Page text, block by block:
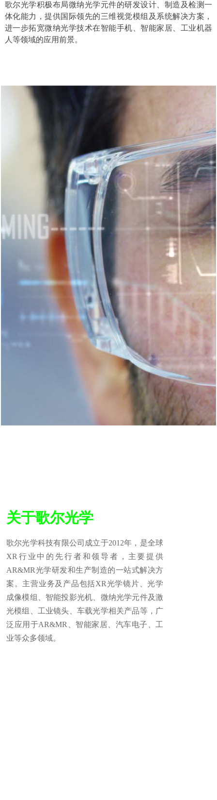
关于歌尔光学
歌尔光学科技有限公司成立于2012年，是全球
XR行业中的先行者和领导者，主要提供
AR&MR光学研发和生产制造的一站式解决方
案。主营业务及产品包括XR光学镜片、光学
成像模组、智能投影光机、微纳光学元件及激
光模组、工业镜头、车载光学相关产品等，广
泛应用于AR&MR、智能家居、汽车电子、工
业等众多领域。
歌尔光学积极布局微纳光学元件的研发设计、制造及检测一
体化能力，提供国际领先的三维视觉模组及系统解决方案，
进一步拓宽微纳光学技术在智能手机、智能家居、工业机器
人等领域的应用前景。
歌尔光学积极布局微纳光学元件的研发设计、制造及检测一
体化能力，提供国际领先的三维视觉模组及系统解决方案，
进一步拓宽微纳光学技术在智能手机、智能家居、工业机器
人等领域的应用前景。